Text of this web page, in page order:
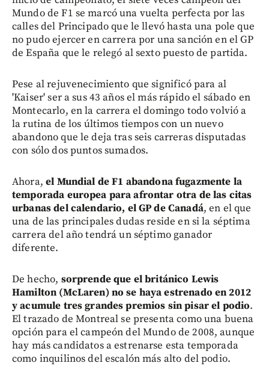
Mundo de F1 se marcó una vuelta perfecta por las
calles del Principado que le llevó hasta una pole que
no pudo ejercer en carrera por una sanción en el GP
de España que le relegó al sexto puesto de partida.
Pese al rejuvenecimiento que significó para al
'Kaiser' ser a sus 43 años el más rápido el sábado en
Montecarlo, en la carrera el domingo todo volvió a
la rutina de los últimos tiempos con un nuevo
abandono que le deja tras seis carreras disputadas
con sólo dos puntos sumados.
Ahora,el Mundial de F1 abandona fugazmente la
temporada europea para afrontar otra de las citas
urbanas del calendario, el GP de Canadá, en el que
una de las principales dudas reside en si la séptima
carrera del año tendrá un séptimo ganador
diferente.
De hecho, sorprende que el británico Lewis
Hamilton (McLaren) no se haya estrenado en 2012
y acumule tres grandes premios sin pisar el podio.
El trazado de Montreal se presenta como una buena
opción para el campeón del Mundo de 2008, aunque
hay más candidatos a estrenarse esta temporada
como inquilinos del escalón más alto del podio.